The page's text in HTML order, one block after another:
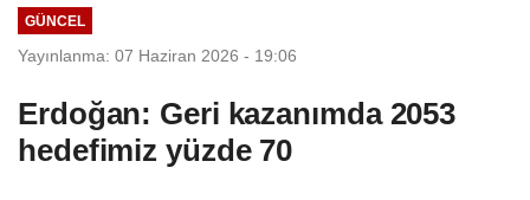
GÜNCEL
Yayınlanma: 07 Haziran 2026 - 19:06
Erdoğan: Geri kazanımda 2053
hedefimiz yüzde 70